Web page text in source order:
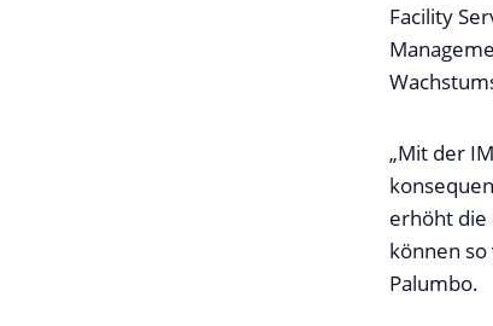
Facility
„Mit der
erhöht die
können
Palumbo.